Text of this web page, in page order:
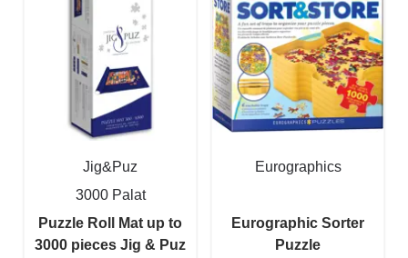
Jig&Puz
3000 Palat
Puzzle Roll Mat up to
3000 pieces Jig & Puz
Eurographics
Eurographic Sorter
Puzzle